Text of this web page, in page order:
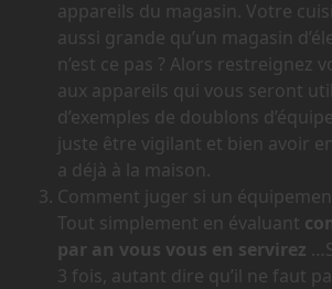
appareils du magasin. Votre
aussi grande qu’un magasin
n’est ce pas ? Alors restreignez
aux appareils qui vous seront
d’exemples de doublons
juste être vigilant et bien avoir
a déjà à la maison.
Comment juger si un
Tout simplement en évaluant
par an vous vous en servirez
3 fois, autant dire qu’il ne faut